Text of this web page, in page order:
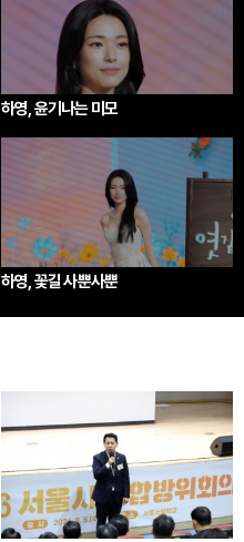
하영, 윤기나는 미모
하영, 꽃길 사뿐사뿐